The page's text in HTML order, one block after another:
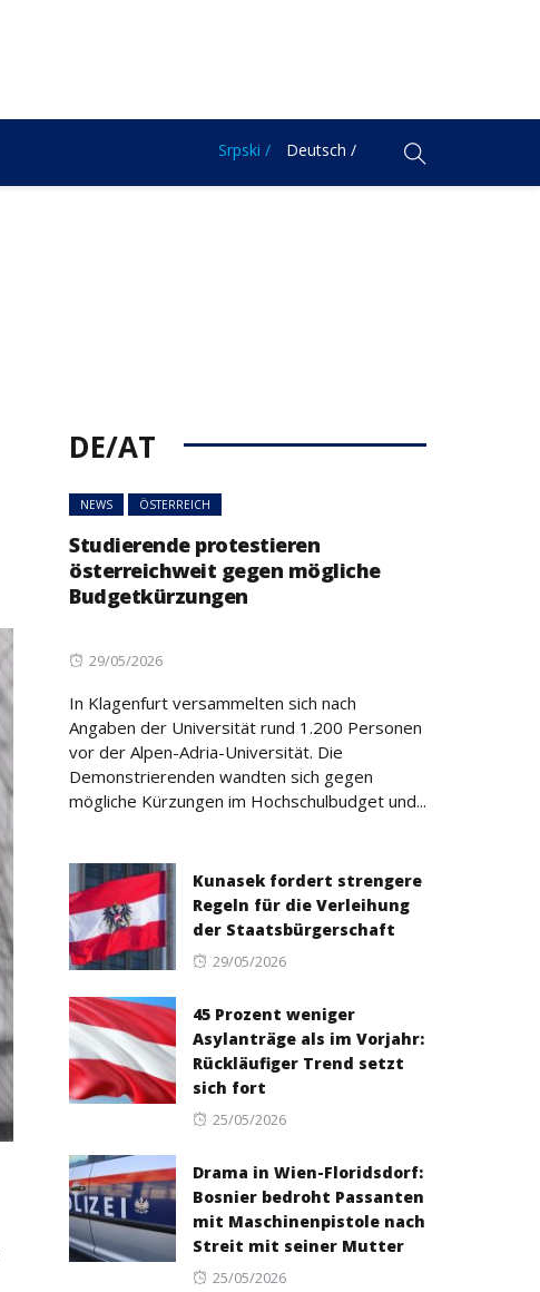
Srpski / Deutsch /
DE/AT
NEWS ÖSTERREICH
Studierende protestieren
österreichweit gegen mögliche
Budgetkürzungen
Posted
29/05/2026
In Klagenfurt versammelten sich nach
Angaben der Universität rund 1.200 Personen
vor der Alpen-Adria-Universität. Die
Demonstrierenden wandten sich gegen
mögliche Kürzungen im Hochschulbudget und...
Kunasek fordert strengere
Regeln für die Verleihung
der Staatsbürgerschaft
Posted
29/05/2026
45 Prozent weniger
Asylanträge als im Vorjahr:
Rückläufiger Trend setzt
sich fort
Posted
25/05/2026
Drama in Wien-Floridsdorf:
Bosnier bedroht Passanten
mit Maschinenpistole nach
Streit mit seiner Mutter
Posted
25/05/2026